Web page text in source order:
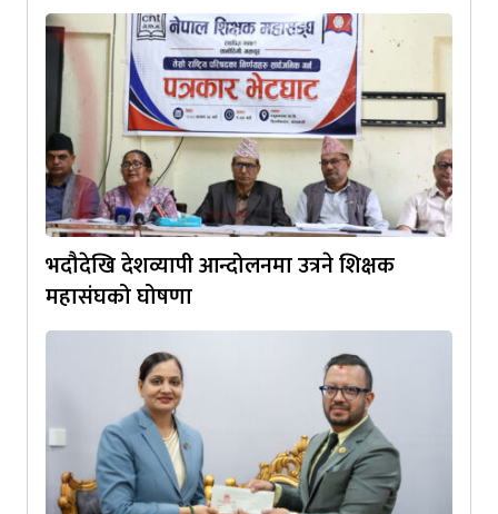
भदौदेखि देशव्यापी आन्दोलनमा उत्रने शिक्षक
महासंघको घोषणा